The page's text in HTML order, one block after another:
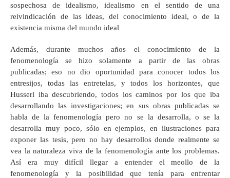
sospechosa de idealismo, idealismo en el sentido de una
reivindicación de las ideas, del conocimiento ideal, o de la
existencia misma del mundo ideal
Además, durante muchos años el conocimiento de la
fenomenología se hizo solamente a partir de las obras
publicadas; eso no dio oportunidad para conocer todos los
entresijos, todas las entretelas, y todos los horizontes, que
Husserl iba descubriendo, todos los caminos por los que iba
desarrollando las investigaciones; en sus obras publicadas se
habla de la fenomenología pero no se la desarrolla, o se la
desarrolla muy poco, sólo en ejemplos, en ilustraciones para
exponer las tesis, pero no hay desarrollos donde realmente se
vea la naturaleza viva de la fenomenología ante los problemas.
Así era muy difícil llegar a entender el meollo de la
fenomenología y la posibilidad que tenía para enfrentar